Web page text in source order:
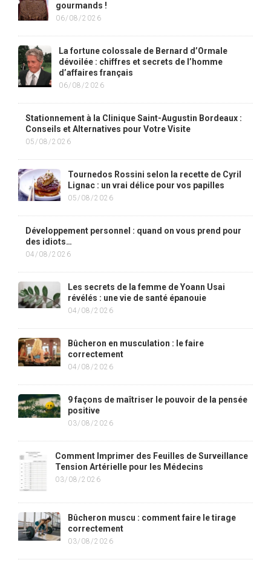
gourmands !
06/08/2026
La fortune colossale de Bernard d’Ormale
dévoilée : chiffres et secrets de l’homme
d’affaires français
06/08/2026
Stationnement à la Clinique Saint-Augustin Bordeaux :
Conseils et Alternatives pour Votre Visite
05/08/2026
Tournedos Rossini selon la recette de Cyril
Lignac : un vrai délice pour vos papilles
05/08/2026
Développement personnel : quand on vous prend pour
des idiots…
04/08/2026
Les secrets de la femme de Yoann Usai
révélés : une vie de santé épanouie
04/08/2026
Bûcheron en musculation : le faire
correctement
04/08/2026
9 façons de maîtriser le pouvoir de la pensée
positive
03/08/2026
Comment Imprimer des Feuilles de Surveillance
Tension Artérielle pour les Médecins
03/08/2026
Bûcheron muscu : comment faire le tirage
correctement
03/08/2026